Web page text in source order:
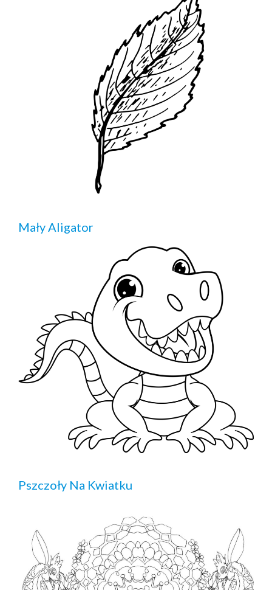
Mały Aligator
Pszczoły Na Kwiatku